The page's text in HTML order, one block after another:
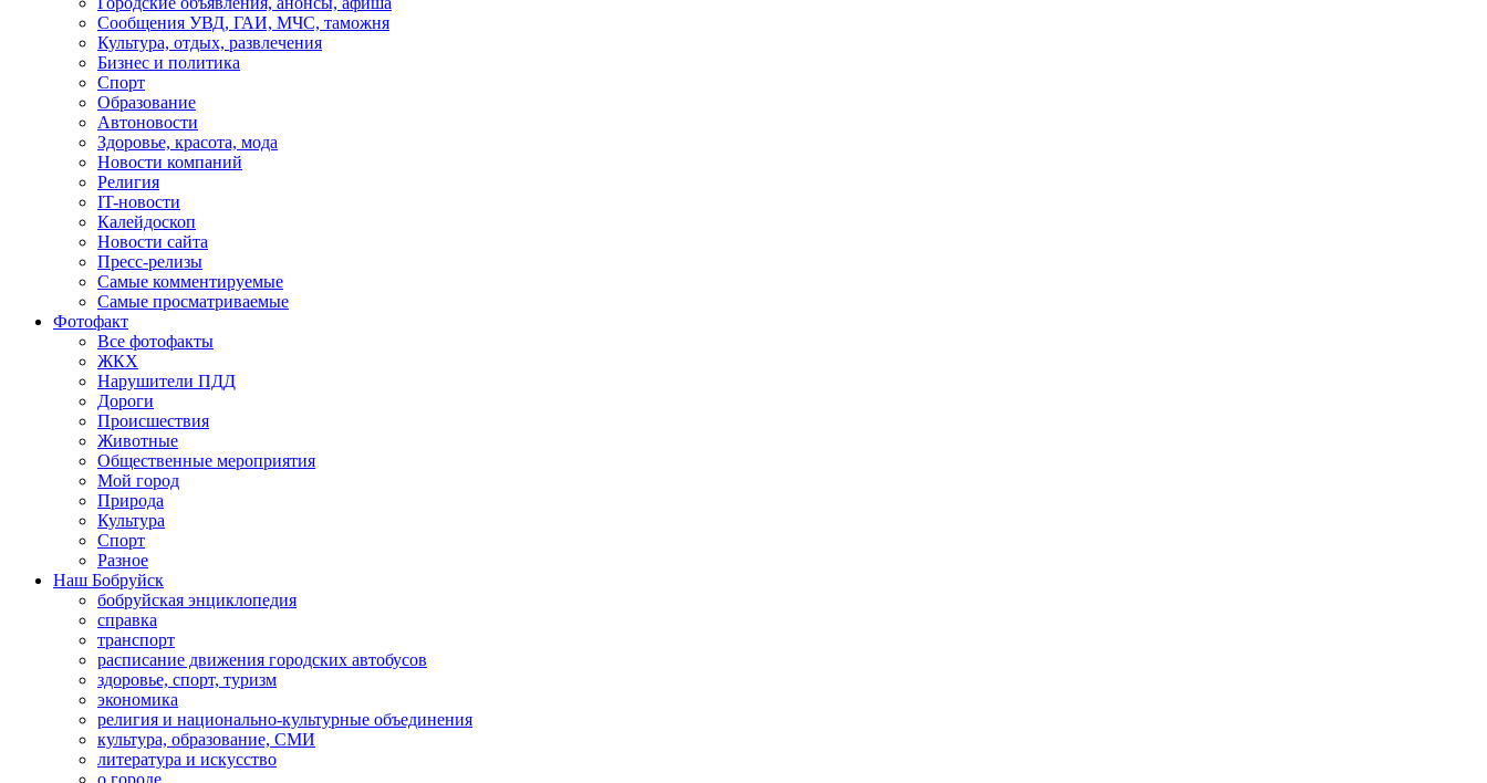
Сообщения УВД, ГАИ, МЧС, таможня
Культура, отдых, развлечения
Бизнес и политика
Спорт
Образование
Автоновости
Здоровье, красота, мода
Новости компаний
Религия
IT-новости
Калейдоскоп
Новости сайта
Пресс-релизы
Самые комментируемые
Самые просматриваемые
Фотофакт
Все фотофакты
ЖКХ
Нарушители ПДД
Дороги
Происшествия
Животные
Общественные мероприятия
Мой город
Природа
Культура
Спорт
Разное
Наш Бобруйск
бобруйская энциклопедия
справка
транспорт
расписание движения городских автобусов
здоровье, спорт, туризм
экономика
религия и национально-культурные объединения
культура, образование, СМИ
литература и искусство
о городе